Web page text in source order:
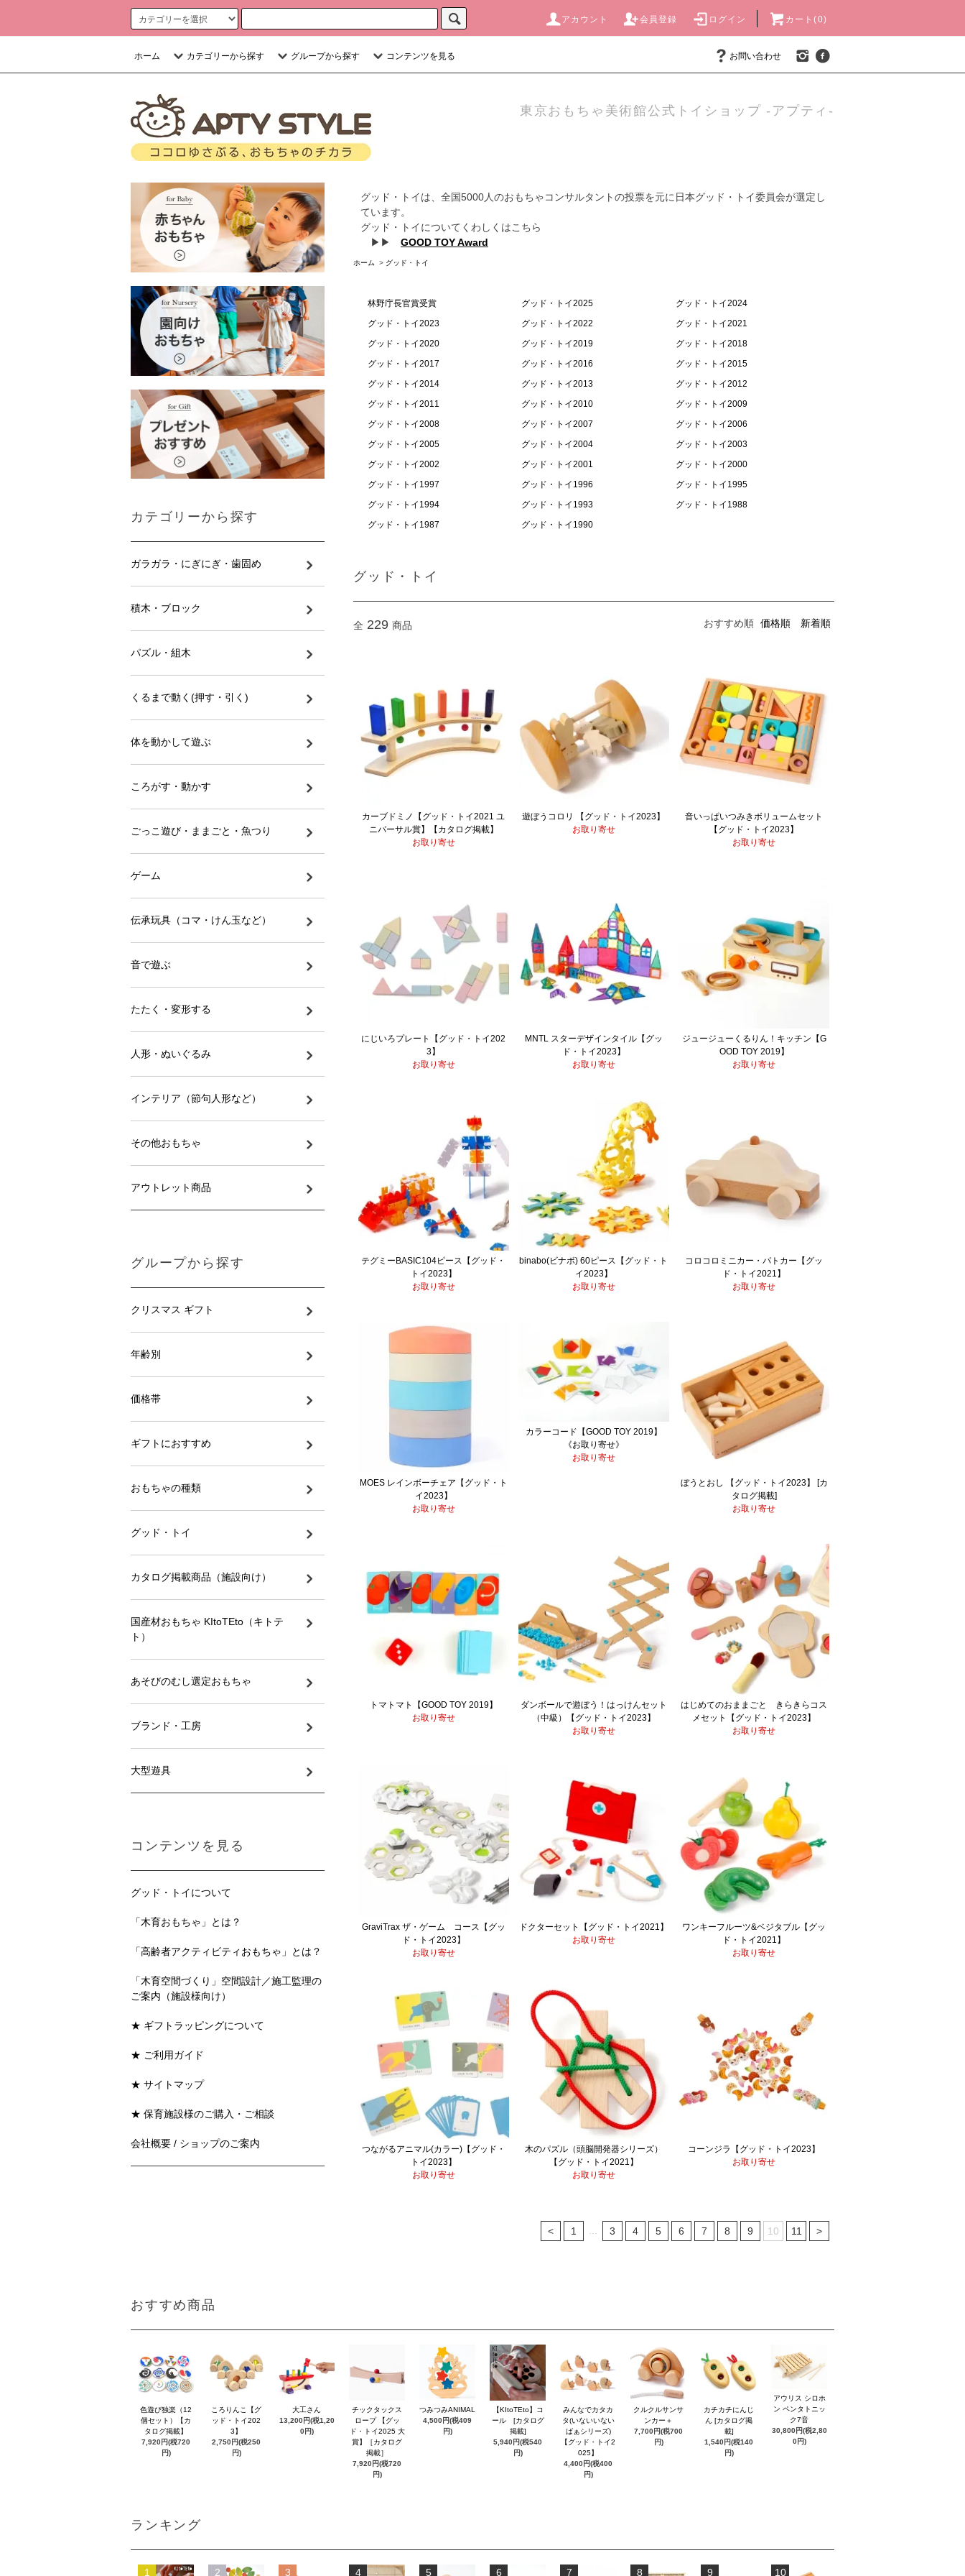
アカウント 会員登録 ログイン カート(0)
ホーム カテゴリーから探す グループから探す コンテンツを見る お問い合わせ
東京おもちゃ美術館公式トイショップ -アプティ-
グッド・トイは、全国5000人のおもちゃコンサルタントの投票を元に日本グッド・トイ委員会が選定し
ています。
グッド・トイについてくわしくはこちら
▶▶ GOOD TOY Award
ホーム > グッド・トイ
林野庁長官賞受賞 グッド・トイ2025
グッド・トイ2024
グッド・トイ2023
グッド・トイ2022
グッド・トイ2021
グッド・トイ2020
グッド・トイ2019
グッド・トイ2018
グッド・トイ2017
グッド・トイ2016
グッド・トイ2015
グッド・トイ2014
グッド・トイ2013
グッド・トイ2012
グッド・トイ2011
グッド・トイ2010
グッド・トイ2009
グッド・トイ2008
グッド・トイ2007
グッド・トイ2006
グッド・トイ2005
グッド・トイ2004
グッド・トイ2003
グッド・トイ2002
グッド・トイ2001
グッド・トイ2000
グッド・トイ1997
グッド・トイ1996
グッド・トイ1995
グッド・トイ1994
グッド・トイ1993
グッド・トイ1988
グッド・トイ1987
グッド・トイ1990
グッド・トイ
全 229 商品 おすすめ順 価格順 新着順
カーブドミノ【グッド・トイ2021 ユ
ニバーサル賞】【カタログ掲載】
お取り寄せ
遊ぼうコロリ 【グッド・トイ2023】
お取り寄せ
音いっぱいつみきボリュームセット
【グッド・トイ2023】
お取り寄せ
にじいろプレート【グッド・トイ202
3】
お取り寄せ
MNTL スターデザインタイル【グッ
ド・トイ2023】
お取り寄せ
ジュージューくるりん！キッチン【G
OOD TOY 2019】
お取り寄せ
テグミーBASIC104ピース【グッド・
トイ2023】
お取り寄せ
binabo(ビナボ) 60ピース【グッド・ト
イ2023】
お取り寄せ
コロコロミニカー・パトカー【グッ
ド・トイ2021】
お取り寄せ
MOES レインボーチェア【グッド・ト
イ2023】
お取り寄せ
カラーコード【GOOD TOY 2019】
《お取り寄せ》
お取り寄せ
ぼうとおし 【グッド・トイ2023】 [カ
タログ掲載]
お取り寄せ
トマトマト【GOOD TOY 2019】
お取り寄せ
ダンボールで遊ぼう！はっけんセット
（中級）【グッド・トイ2023】
お取り寄せ
はじめてのおままごと きらきらコス
メセット【グッド・トイ2023】
お取り寄せ
GraviTrax ザ・ゲーム コース【グッ
ド・トイ2023】
お取り寄せ
ドクターセット【グッド・トイ2021】
お取り寄せ
ワンキーフルーツ&ベジタブル【グッ
ド・トイ2021】
お取り寄せ
つながるアニマル(カラー)【グッド・
トイ2023】
お取り寄せ
木のパズル（頭脳開発器シリーズ）
【グッド・トイ2021】
お取り寄せ
コーンジラ【グッド・トイ2023】
お取り寄せ
< 1 3 4 5 6 7 8 9 10 11 >
カテゴリーから探す
ガラガラ・にぎにぎ・歯固め
積木・ブロック
パズル・組木
くるまで動く(押す・引く)
体を動かして遊ぶ
ころがす・動かす
ごっこ遊び・ままごと・魚つり
ゲーム
伝承玩具（コマ・けん玉など）
音で遊ぶ
たたく・変形する
人形・ぬいぐるみ
インテリア（節句人形など）
その他おもちゃ
アウトレット商品
グループから探す
クリスマス ギフト
年齢別
価格帯
ギフトにおすすめ
おもちゃの種類
グッド・トイ
カタログ掲載商品（施設向け）
国産材おもちゃ KItoTEto（キトテ
ト）
あそびのむし選定おもちゃ
ブランド・工房
大型遊具
コンテンツを見る
グッド・トイについて
「木育おもちゃ」とは？
「高齢者アクティビティおもちゃ」とは？
「木育空間づくり」空間設計／施工監理の
ご案内（施設様向け）
★ ギフトラッピングについて
★ ご利用ガイド
★ サイトマップ
★ 保育施設様のご購入・ご相談
会社概要 / ショップのご案内
おすすめ商品
色遊び独楽（12
個セット）【カ
タログ掲載】
7,920円(税720
円)
ころりんこ【グ
ッド・トイ202
3】
2,750円(税250
円)
大工さん
13,200円(税1,20
0円)
チックタックス
ロープ 【グッ
ド・トイ2025 大
賞】［カタログ
掲載］
7,920円(税720
円)
つみつみANIMAL
4,500円(税409
円)
【KItoTEto】コ
ール [カタログ
掲載]
5,940円(税540
円)
みんなでカタカ
タ(いないいない
ばぁシリーズ)
【グッド・トイ2
025】
4,400円(税400
円)
クルクルサンサ
ンカー＋
7,700円(税700
円)
カチカチにんじ
ん [カタログ掲
載]
1,540円(税140
円)
アウリス シロホ
ン ペンタトニッ
ク7音
30,800円(税2,80
0円)
ランキング
1 2 3 4 5 6 7 8 9 10